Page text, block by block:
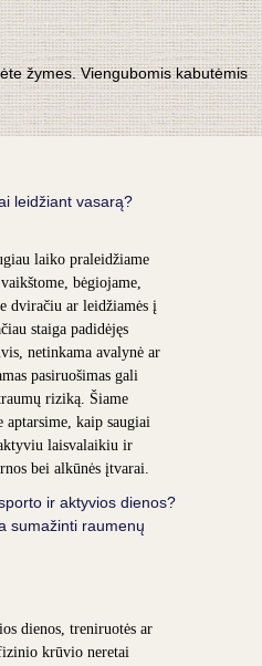
žymes. Viengubomis kabutėmis
leidžiant vasarą?
laiko praleidžiame
bėgiojame,
dviračiu ar leidžiamės į
staiga padidėjęs
netinkama avalynė ar
pasiruošimas gali
riziką. Šiame
aptarsime, kaip saugiai
laisvalaikiu ir
bei alkūnės įtvarai.
ir aktyvios dienos?
sumažinti raumenų
dienos, treniruotės ar
krūvio neretai